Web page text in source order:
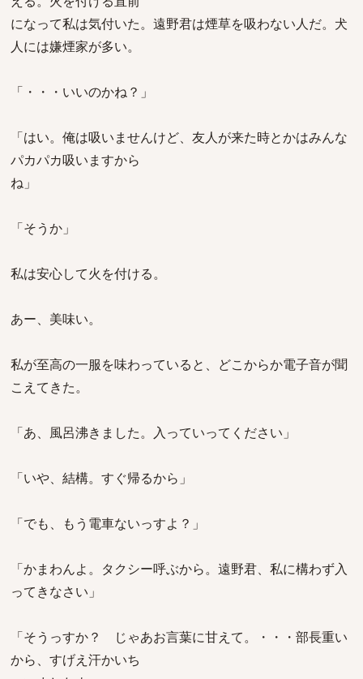
になって私は気付いた。遠野君は煙草を吸わない人だ。犬
人には嫌煙家が多い。
「・・・いいのかね？」
「はい。俺は吸いませんけど、友人が来た時とかはみんな
パカパカ吸いますから
ね」
「そうか」
私は安心して火を付ける。
あー、美味い。
私が至高の一服を味わっていると、どこからか電子音が聞
こえてきた。
「あ、風呂沸きました。入っていってください」
「いや、結構。すぐ帰るから」
「でも、もう電車ないっすよ？」
「かまわんよ。タクシー呼ぶから。遠野君、私に構わず入
ってきなさい」
「そうっすか？ じゃあお言葉に甘えて。・・・部長重い
から、すげえ汗かいち